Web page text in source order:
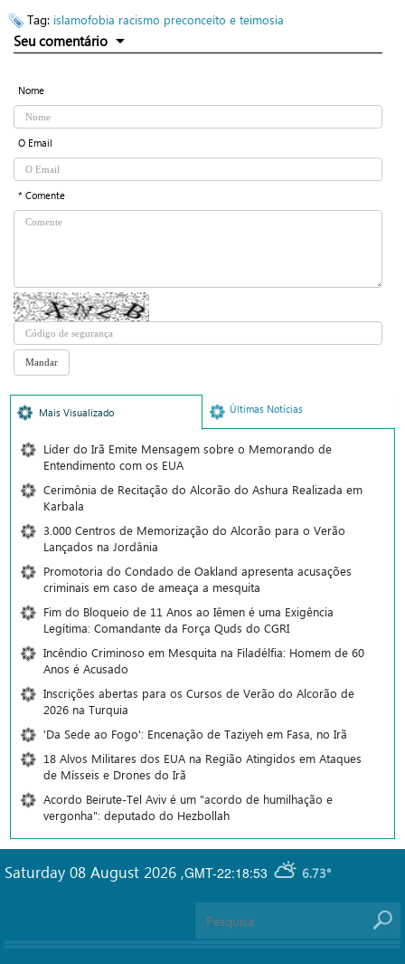
Tag: islamofobia racismo preconceito e teimosia
Seu comentário
Nome
O Email
* Comente
Mais Visualizado Últimas Notícias
Líder do Irã Emite Mensagem sobre o Memorando de
Entendimento com os EUA
Cerimônia de Recitação do Alcorão do Ashura Realizada em
Karbala
3.000 Centros de Memorização do Alcorão para o Verão
Lançados na Jordânia
Promotoria do Condado de Oakland apresenta acusações
criminais em caso de ameaça a mesquita
Fim do Bloqueio de 11 Anos ao Iêmen é uma Exigência
Legítima: Comandante da Força Quds do CGRI
Incêndio Criminoso em Mesquita na Filadélfia: Homem de 60
Anos é Acusado
Inscrições abertas para os Cursos de Verão do Alcorão de
2026 na Turquia
'Da Sede ao Fogo': Encenação de Taziyeh em Fasa, no Irã
18 Alvos Militares dos EUA na Região Atingidos em Ataques
de Mísseis e Drones do Irã
Acordo Beirute-Tel Aviv é um "acordo de humilhação e
vergonha": deputado do Hezbollah
GMT-22:18:53 6.73°
Saturday 08 August 2026 ,